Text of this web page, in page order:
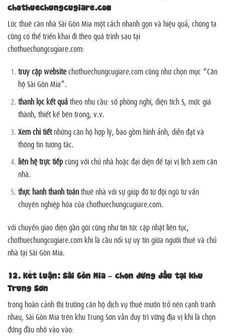
chothuechungcugiare.com
Lúc thuê căn nhà Sài Gòn Mia một cách nhanh gọn và hiệu quả, chúng ta
cũng có thể triển khai đi theo quá trình sau tại
chothuechungcugiare.com:
truy cập websitechothuechungcugiare.com cũng như chọn mục “Căn
hộ Sài Gòn Mia”.
thanh lọc kết quảtheo nhu cầu: số phòng nghỉ, diện tích S, mức giá
thành, thiết kế bên trong, v.v.
Xem chi tiếtnhững căn hộ hợp lý, bao gồm hình ảnh, diễn đạt và
thông tin tương tác.
liên hệ trực tiếpcùng với chủ nhà hoặc đại diện để tại vị lịch xem căn
nhà.
thực hành thanh toánthuê nhà với sự giúp đỡ từ đội ngũ tư vấn
chuyên nghiệp hóa của chothuechungcugiare.com.
với chuyển giao diện gần gũi cũng như tin tức cập nhật liên tục,
chothuechungcugiare.com khi là cầu nối sự uy tín giữa người thuê và chủ
nhà tại Sài Gòn Mia.
12. Kết luận: Sài Gòn Mia – chọn đứng đầu tại khu
Trung Sơn
trong hoàn cảnh thị trường căn hộ dịch vụ thuê mướn trở nên cạnh tranh
nhau, Sài Gòn Mia trên khu Trung Sơn vẫn duy trì vững địa vị khi là chọn
đứng đầu nhờ vào vào: